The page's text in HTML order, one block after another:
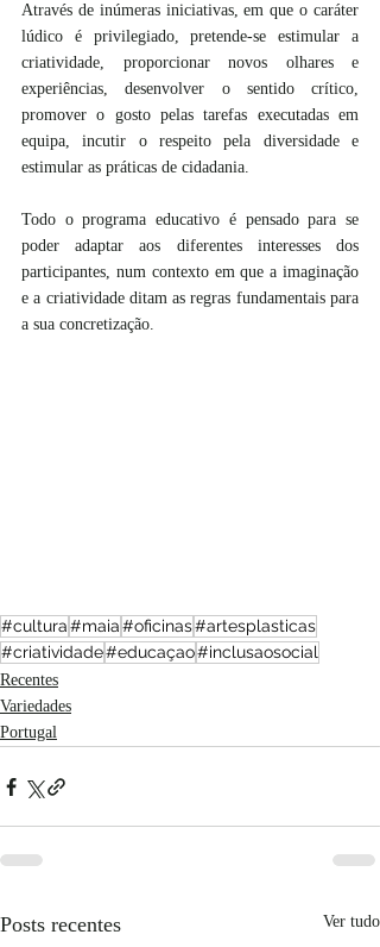
Através de inúmeras iniciativas, em que o caráter
lúdico é privilegiado, pretende-se estimular a
criatividade, proporcionar novos olhares e
experiências, desenvolver o sentido crítico,
promover o gosto pelas tarefas executadas em
equipa, incutir o respeito pela diversidade e
estimular as práticas de cidadania.
Todo o programa educativo é pensado para se
poder adaptar aos diferentes interesses dos
participantes, num contexto em que a imaginação
e a criatividade ditam as regras fundamentais para
a sua concretização.
#cultura#maia#oficinas#artesplasticas
#criatividade#educaçao#inclusaosocial
Recentes
Variedades
Portugal
Posts recentes Ver tudo